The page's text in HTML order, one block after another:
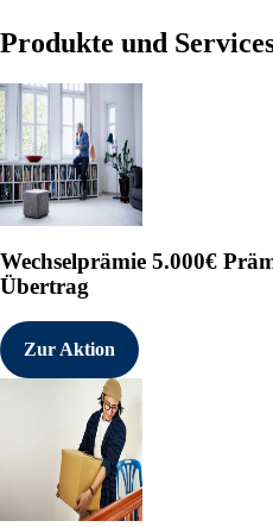
Produkte und
Wechselprämie 5.000€
Übertrag
Zur Aktion